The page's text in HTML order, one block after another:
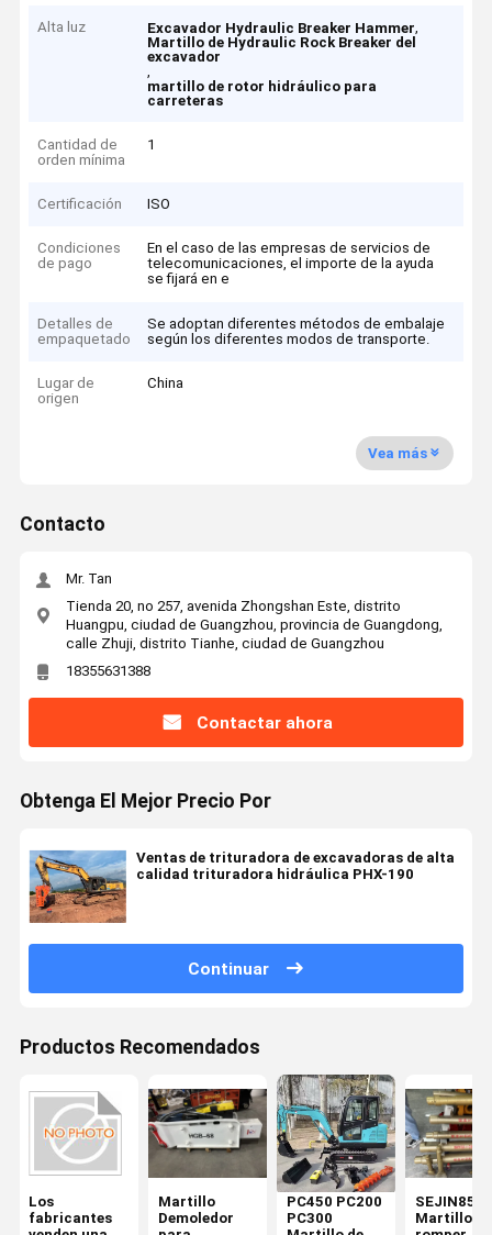
Alta luz Excavador Hydraulic Breaker Hammer,
Martillo de Hydraulic Rock Breaker del
excavador
,
martillo de rotor hidráulico para
carreteras
Cantidad de
orden mínima
1
Certificación ISO
Condiciones
de pago
En el caso de las empresas de servicios de
telecomunicaciones, el importe de la ayuda
se fijará en e
Detalles de
empaquetado
Se adoptan diferentes métodos de embalaje
según los diferentes modos de transporte.
Lugar de
origen
China
Vea más
Contacto
Mr. Tan
Tienda 20, no 257, avenida Zhongshan Este, distrito
Huangpu, ciudad de Guangzhou, provincia de Guangdong,
calle Zhuji, distrito Tianhe, ciudad de Guangzhou
18355631388
Contactar ahora
Obtenga El Mejor Precio Por
Ventas de trituradora de excavadoras de alta
calidad trituradora hidráulica PHX-190
Continuar
Productos Recomendados
Los
fabricantes
Martillo
Demoledor
PC450 PC200
PC300
SEJIN850
Martillo